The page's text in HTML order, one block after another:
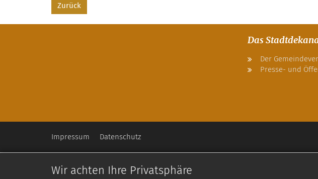
Wir achten Ihre Privatsphäre
Zurück
Das
Der
Presse- und
Impressum Datenschutz